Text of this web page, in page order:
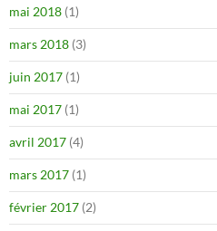
mai 2018 (1)
mars 2018 (3)
juin 2017 (1)
mai 2017 (1)
avril 2017 (4)
mars 2017 (1)
février 2017 (2)